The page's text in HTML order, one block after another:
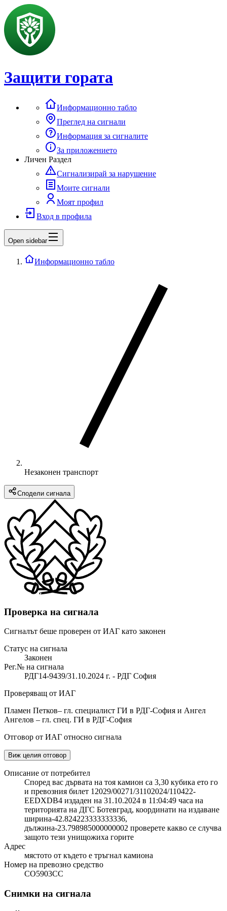
Защити гората
Информационно табло
Преглед на сигнали
Информация за сигналите
За приложението
Личен Раздел
Сигнализирай за нарушение
Моите сигнали
Моят профил
Вход в профила
Open sidebar
Информационно табло
Незаконен транспорт
Сподели сигнала
Проверка на сигнала
Сигналът беше проверен от ИАГ като законен
Статус на сигнала
Законен
Рег.№ на сигнала
РДГ14-9439/31.10.2024 г. - РДГ София
Проверяващ от ИАГ
Пламен Петков– гл. специалист ГИ в РДГ-София и Ангел
Ангелов – гл. спец. ГИ в РДГ-София
Отговор от ИАГ относно сигнала
Виж целия отговор
Описание от потребител
Според вас дървата на тоя камион са 3,30 кубика ето го
и превозния билет 12029/00271/31102024/110422-
EEDXDB4 издаден на 31.10.2024 в 11:04:49 часа на
територията на ДГС Ботевград, координати на издаване
ширина-42.824223333333336,
дължина-23.798985000000002 проверете какво се случва
защото тези унищожиха горите
Адрес
мястото от където е тръгнал камиона
Номер на превозно средство
СО5903СС
Снимки на сигнала